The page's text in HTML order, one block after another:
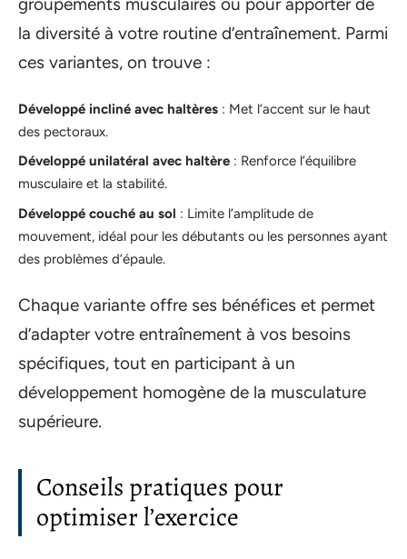
la diversité à votre routine d’entraînement. Parmi
ces variantes, on trouve :
Développé incliné avec haltères : Met l’accent sur le haut
des pectoraux.
Développé unilatéral avec haltère : Renforce l’équilibre
musculaire et la stabilité.
Développé couché au sol : Limite l’amplitude de
mouvement, idéal pour les débutants ou les personnes ayant
des problèmes d’épaule.
Chaque variante offre ses bénéfices et permet
d’adapter votre entraînement à vos besoins
spécifiques, tout en participant à un
développement homogène de la musculature
supérieure.
Conseils pratiques pour
optimiser l’exercice